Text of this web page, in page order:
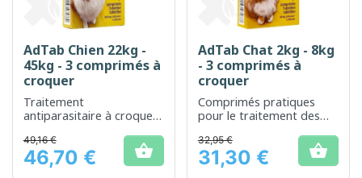
AdTab Chien 22kg -
45kg - 3 comprimés à
croquer
Traitement
antiparasitaire à croquer
efficace des chiens de
grande taille
Prix
49,16 €
46,70 € 
AdTab Chat 2kg - 8kg
- 3 comprimés à
croquer
Comprimés pratiques
pour le traitement des
chez les chats
Prix
32,95 €
31,30 € 